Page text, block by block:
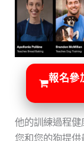
報名參
他的訓練過程
您和您的狗提